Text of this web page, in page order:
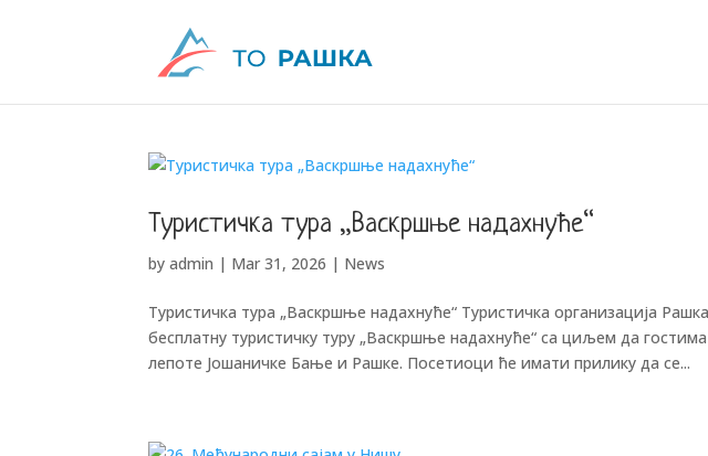
Туристичка тура „Васкршње надахнуће“
byadmin | Mar 31, 2026 | News
Туристичка тура „Васкршње надахнуће“ Туристичка организација
бесплатну туристичку туру „Васкршње надахнуће“ са циљем да
лепоте Јошаничке Бање и Рашке. Посетиоци ће имати прилику да се...